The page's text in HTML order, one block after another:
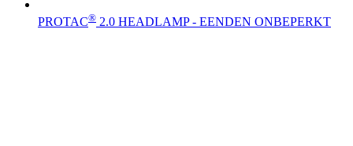
PROTAC® 2.0 HEADLAMP - EENDEN ONBEPERKT